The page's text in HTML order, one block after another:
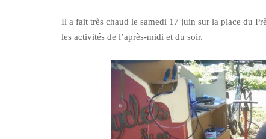
Il a fait très chaud le samedi 17 juin sur la place du
les activités de l’après-midi et du soir.